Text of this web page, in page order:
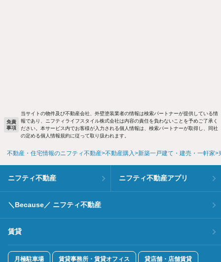
免責
事項
当サイトの物件及び不動産会社、外壁塗装業者の情報は検索パートナーが提供している情
報であり、ニフティライフスタイル株式会社は内容の責任を負わないことを予めご了承く
ださい。本サービス内でお客様が入力される個人情報は、検索パートナーが取得し、同社
の定める個人情報規約に従って取り扱われます。
不動産・住宅情報のニフティ不動産 不動産購入 新築一戸建て・建売・一軒家
ニフティ不動産 ニフティ不動産アプリ
＼Because／ ニフティ不動産
賃貸
月極駐車場 賃貸事務所・賃貸オフィス 貸店舗・店舗賃貸